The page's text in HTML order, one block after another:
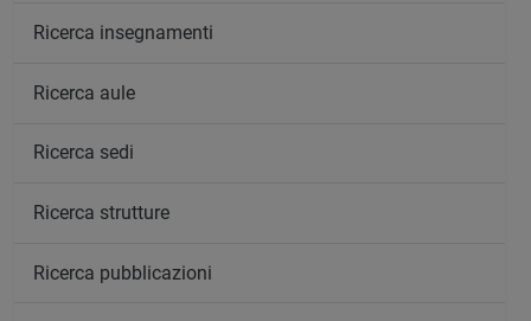
Ricerca insegnamenti
Ricerca aule
Ricerca sedi
Ricerca strutture
Ricerca pubblicazioni